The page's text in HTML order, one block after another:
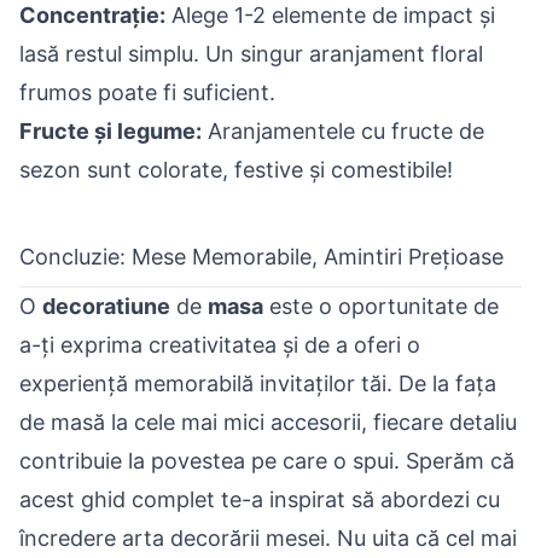
Concentrație: Alege 1-2 elemente de impact și
lasă restul simplu. Un singur aranjament floral
frumos poate fi suficient.
Fructe și legume: Aranjamentele cu fructe de
sezon sunt colorate, festive și comestibile!
Concluzie: Mese Memorabile, Amintiri Prețioase
O decoratiune de masa este o oportunitate de
a-ți exprima creativitatea și de a oferi o
experiență memorabilă invitaților tăi. De la fața
de masă la cele mai mici accesorii, fiecare detaliu
contribuie la povestea pe care o spui. Sperăm că
acest ghid complet te-a inspirat să abordezi cu
încredere arta decorării mesei. Nu uita că cel mai